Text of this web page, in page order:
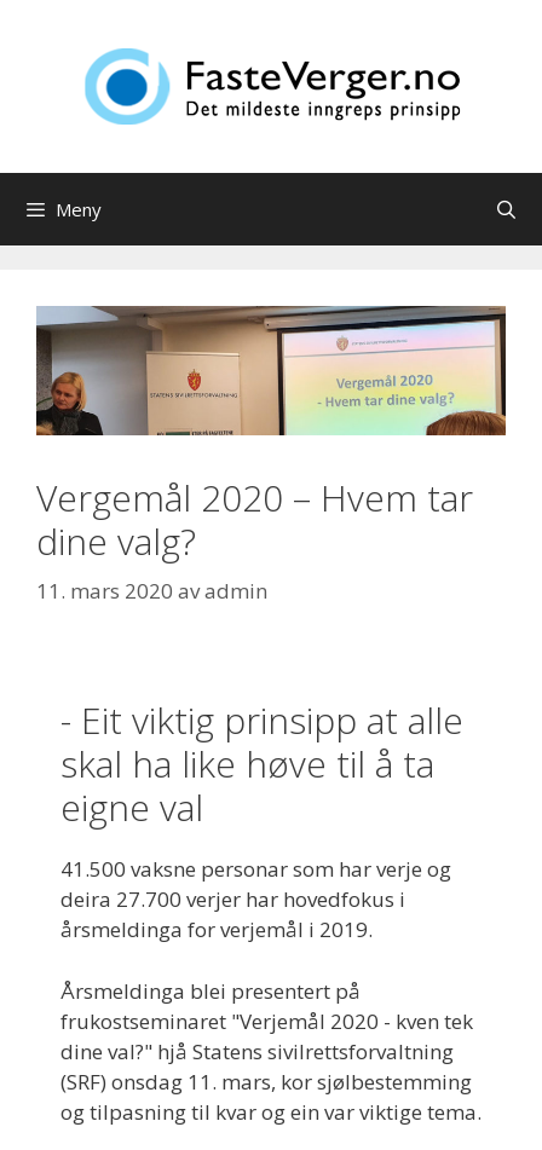
Meny
Vergemål 2020 – Hvem tar
dine valg?
11. mars 2020 avadmin
- Eit viktig prinsipp at alle
skal ha like høve til å ta
eigne val
41.500 vaksne personar som har verje og
deira 27.700 verjer har hovedfokus i
årsmeldinga for verjemål i 2019.
Årsmeldinga blei presentert på
frukostseminaret "Verjemål 2020 - kven tek
dine val?" hjå Statens sivilrettsforvaltning
(SRF) onsdag 11. mars, kor sjølbestemming
og tilpasning til kvar og ein var viktige tema.